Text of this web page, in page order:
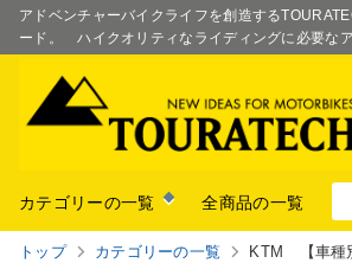
アドベンチャーバイクライフを創造する
ード。 ハイクオリティなライディングに必要なア
カテゴリーの一覧 全商品の一覧
トップ カテゴリーの一覧 KTM 【車種